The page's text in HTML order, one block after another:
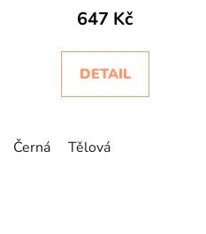
SUPPORT
647 Kč
DETAIL
Černá Tělová